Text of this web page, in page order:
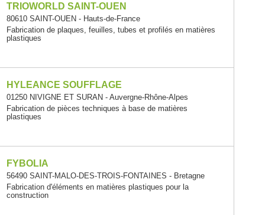
TRIOWORLD SAINT-OUEN
80610 SAINT-OUEN - Hauts-de-France
Fabrication de plaques, feuilles, tubes et profilés en matières
plastiques
HYLEANCE SOUFFLAGE
01250 NIVIGNE ET SURAN - Auvergne-Rhône-Alpes
Fabrication de pièces techniques à base de matières
plastiques
FYBOLIA
56490 SAINT-MALO-DES-TROIS-FONTAINES - Bretagne
Fabrication d'éléments en matières plastiques pour la
construction